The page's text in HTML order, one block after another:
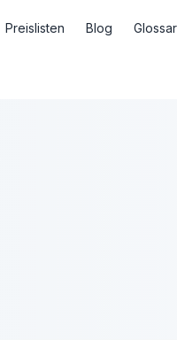
Preislisten Blog Glossar